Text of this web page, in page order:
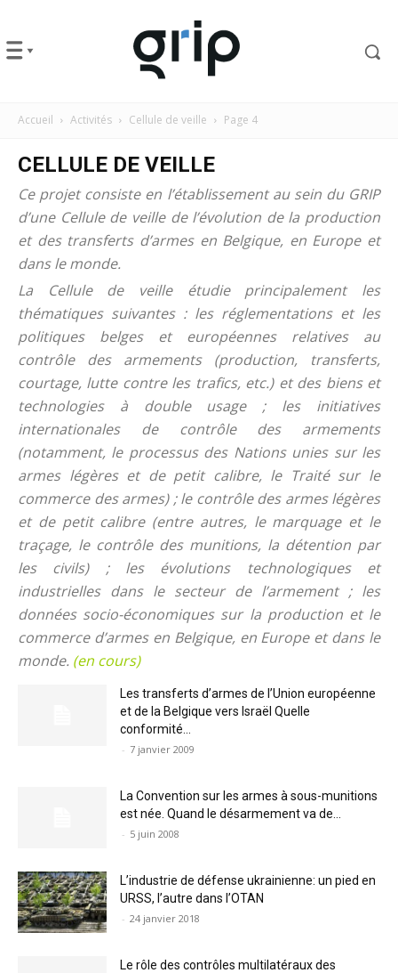
Accueil Activités Cellule de veille Page 4
CELLULE DE VEILLE
Ce projet consiste en l’établissement au sein du GRIP
d’une Cellule de veille de l’évolution de la production
et des transferts d’armes en Belgique, en Europe et
dans le monde.
La Cellule de veille étudie principalement les
thématiques suivantes : les réglementations et les
politiques belges et européennes relatives au
contrôle des armements (production, transferts,
courtage, lutte contre les trafics, etc.) et des biens et
technologies à double usage ; les initiatives
internationales de contrôle des armements
(notamment, le processus des Nations unies sur les
armes légères et de petit calibre, le Traité sur le
commerce des armes) ; le contrôle des armes légères
et de petit calibre (entre autres, le marquage et le
traçage, le contrôle des munitions, la détention par
les civils) ; les évolutions technologiques et
industrielles dans le secteur de l’armement ; les
données socio-économiques sur la production et le
commerce d’armes en Belgique, en Europe et dans le
monde. (en cours)
Les transferts d’armes de l’Union européenne
et de la Belgique vers Israël Quelle
conformité...
- 7 janvier 2009
La Convention sur les armes à sous-munitions
est née. Quand le désarmement va de...
- 5 juin 2008
L’industrie de défense ukrainienne: un pied en
URSS, l’autre dans l’OTAN
- 24 janvier 2018
Le rôle des contrôles multilatéraux des